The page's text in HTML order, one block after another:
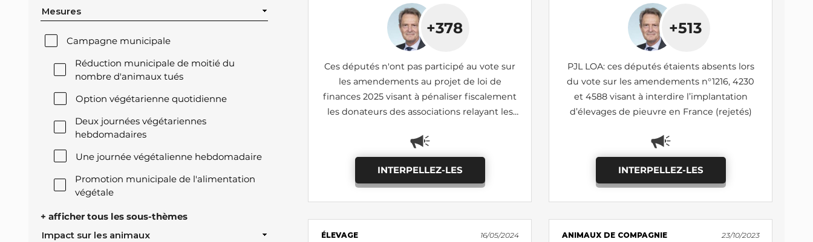
Mesures
Campagne municipale
Réduction municipale de moitié du
nombre d'animaux tués
Option végétarienne quotidienne
Deux journées végétariennes
hebdomadaires
Une journée végétalienne hebdomadaire
Promotion municipale de l'alimentation
végétale
Offre végétale lors des réceptions
+ afficher tous les sous-thèmes
Impact sur les animaux
+378
Ces députés n'ont pas participé au vote sur
les amendements au projet de loi de
finances 2025 visant à pénaliser fiscalement
les donateurs des associations relayant les
adoptés)
INTERPELLEZ-LES
+513
PJL LOA: ces députés étaients absents lors
du vote sur les amendements n°1216, 4230
et 4588 visant à interdire l’implantation
d’élevages de pieuvre en France (rejetés)
INTERPELLEZ-LES
ÉLEVAGE 16/05/2024 ANIMAUX DE COMPAGNIE 23/10/2023